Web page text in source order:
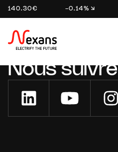
140.30€ -0.14%
Nous suivre